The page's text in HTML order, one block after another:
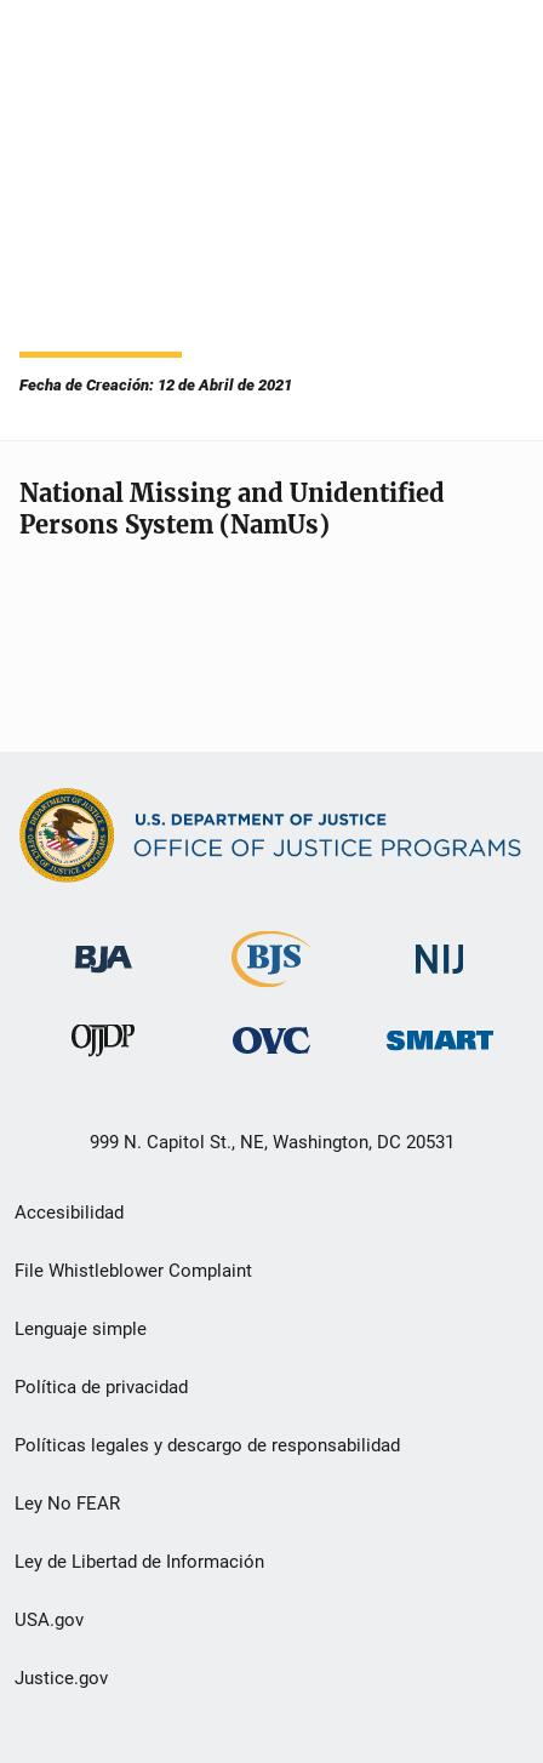
Fecha de Creación: 12 de Abril de 2021
National Missing and Unidentified
Persons System (NamUs)
999 N. Capitol St., NE, Washington, DC 20531
Menú
de
de
pie
de
página
Accesibilidad
File Whistleblower Complaint
Lenguaje simple
Política de privacidad
Políticas legales y descargo de responsabilidad
Ley No FEAR
Ley de Libertad de Información
USA.gov
Justice.gov